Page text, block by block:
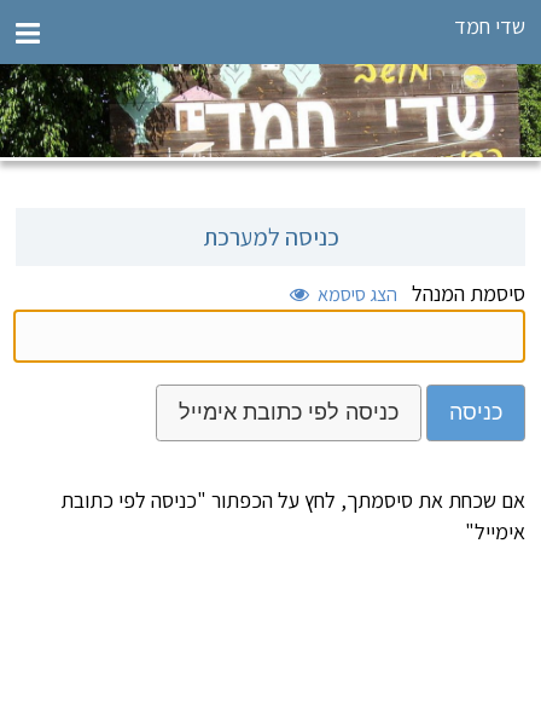
שדי חמד
כניסה למערכת
סיסמת המנהל הצג סיסמא
כניסה כניסה לפי כתובת אימייל
אם שכחת את סיסמתך, לחץ על הכפתור "כניסה לפי כתובת
אימייל"